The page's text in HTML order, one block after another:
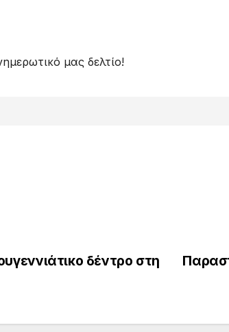
μας δελτίο!
δέντρο στη